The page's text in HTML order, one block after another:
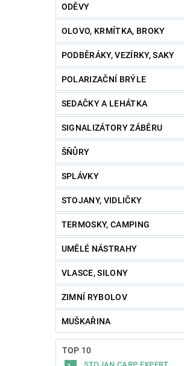
ODĚVY
OLOVO, KRMÍTKA, BROKY
PODBĚRÁKY, VEZÍRKY, SAKY
POLARIZAČNÍ BRÝLE
SEDAČKY A LEHÁTKA
SIGNALIZÁTORY ZÁBĚRU
ŠŇŮRY
SPLÁVKY
STOJANY, VIDLIČKY
TERMOSKY, CAMPING
UMĚLÉ NÁSTRAHY
VLASCE, SILONY
ZIMNÍ RYBOLOV
MUŠKAŘINA
TOP 10